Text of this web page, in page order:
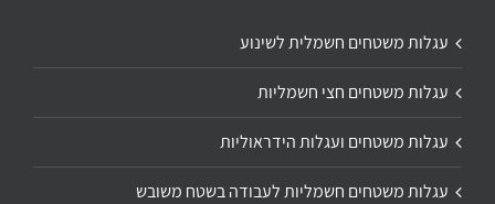
עגלות משטחים חשמלית לשינוע
עגלות משטחים חצי חשמליות
עגלות משטחים ועגלות הידראוליות
עגלות משטחים חשמליות לעבודה בשטח משובש